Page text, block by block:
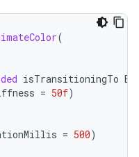
(
isTransitioningTo
= 50f)
= 500)